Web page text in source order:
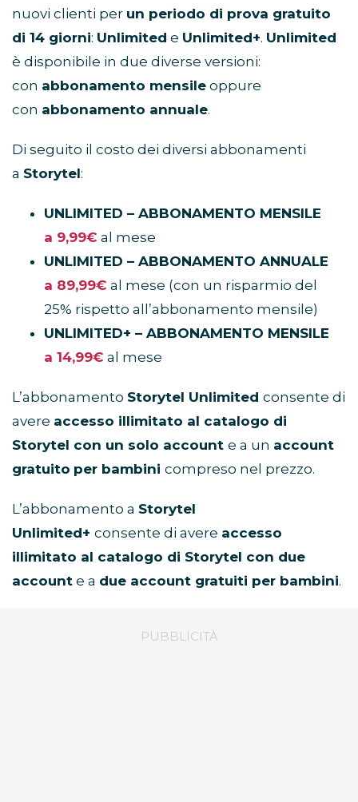
nuovi clienti per un periodo di prova gratuito
di 14 giorni: Unlimited e Unlimited+. Unlimited
è disponibile in due diverse versioni:
con abbonamento mensile oppure
con abbonamento annuale.
Di seguito il costo dei diversi abbonamenti
a Storytel:
UNLIMITED – ABBONAMENTO MENSILE
a 9,99€ al mese
UNLIMITED – ABBONAMENTO ANNUALE
a 89,99€ al mese (con un risparmio del
25% rispetto all’abbonamento mensile)
UNLIMITED+ – ABBONAMENTO MENSILE
a 14,99€ al mese
L’abbonamento Storytel Unlimited consente di
avere accesso illimitato al catalogo di
Storytel con un solo account e a un account
gratuito per bambini compreso nel prezzo.
L’abbonamento a Storytel
Unlimited+ consente di avere accesso
illimitato al catalogo di Storytel con due
account e a due account gratuiti per bambini.